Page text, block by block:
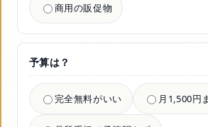
商用の販促物
予算は？
完全無料がいい 月1,500円